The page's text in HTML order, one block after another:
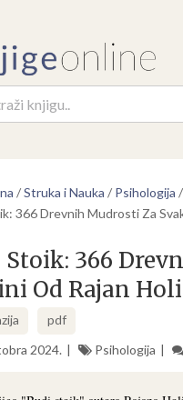
/Struka i Nauka / Psihologija /
366 Drevnih Mudrosti Za
Stoik: 366
Od Rajan
pdf
2024.
Psihologija